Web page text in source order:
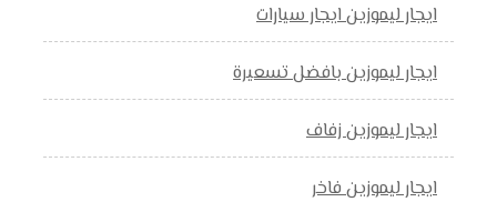
ايجار ليموزين ايجار سيارات
ايجار ليموزين بافضل تسعيرة
ايجار ليموزين زفاف
ايجار ليموزين فاخر